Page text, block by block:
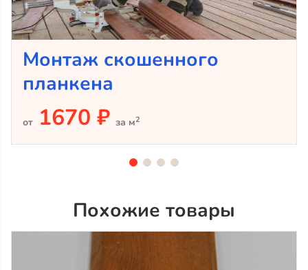
Монтаж скошенного
планкена
от 1670 ₽ за м2
Похожие товары